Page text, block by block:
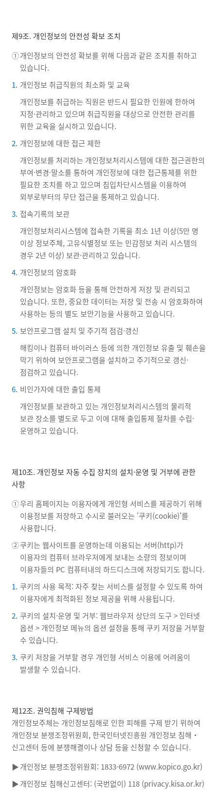
제9조. 개인정보의 안전성 확보 조치
①개인정보의 안전성 확보를 위해 다음과 같은 조치를 취하고
있습니다.
1. 개인정보 취급직원의 최소화 및 교육
개인정보를 취급하는 직원은 반드시 필요한 인원에 한하여
지정·관리하고 있으며 취급직원을 대상으로 안전한 관리를
위한 교육을 실시하고 있습니다.
2. 개인정보에 대한 접근 제한
개인정보를 처리하는 개인정보처리시스템에 대한 접근권한의
부여·변경·말소를 통하여 개인정보에 대한 접근통제를 위한
필요한 조치를 하고 있으며 침입차단시스템을 이용하여
외부로부터의 무단 접근을 통제하고 있습니다.
3. 접속기록의 보관
개인정보처리시스템에 접속한 기록을 최소 1년 이상(5만 명
이상 정보주체, 고유식별정보 또는 민감정보 처리 시스템의
경우 2년 이상) 보관·관리하고 있습니다.
4. 개인정보의 암호화
개인정보는 암호화 등을 통해 안전하게 저장 및 관리되고
있습니다. 또한, 중요한 데이터는 저장 및 전송 시 암호화하여
사용하는 등의 별도 보안기능을 사용하고 있습니다.
5. 보안프로그램 설치 및 주기적 점검·갱신
해킹이나 컴퓨터 바이러스 등에 의한 개인정보 유출 및 훼손을
막기 위하여 보안프로그램을 설치하고 주기적으로 갱신·
점검하고 있습니다.
6. 비인가자에 대한 출입 통제
개인정보를 보관하고 있는 개인정보처리시스템의 물리적
보관 장소를 별도로 두고 이에 대해 출입통제 절차를 수립·
운영하고 있습니다.
제10조. 개인정보 자동 수집 장치의 설치·운영 및 거부에 관한
사항
①우리 홈페이지는 이용자에게 개인형 서비스를 제공하기 위해
이용정보를 저장하고 수시로 불러오는 '쿠키(cookie)'를
사용합니다.
②쿠키는 웹사이트를 운영하는데 이용되는 서버(http)가
이용자의 컴퓨터 브라우저에게 보내는 소량의 정보이며
이용자들의 PC 컴퓨터내의 하드디스크에 저장되기도 합니다.
1. 쿠키의 사용 목적: 자주 찾는 서비스를 설정할 수 있도록 하여
이용자에게 최적화된 정보 제공을 위해 사용됩니다.
2. 쿠키의 설치·운영 및 거부: 웹브라우저 상단의 도구 > 인터넷
옵션 > 개인정보 메뉴의 옵션 설정을 통해 쿠키 저장을 거부할
수 있습니다.
3. 쿠키 저장을 거부할 경우 개인형 서비스 이용에 어려움이
발생할 수 있습니다.
제12조. 권익침해 구제방법
개인정보주체는 개인정보침해로 인한 피해를 구제 받기 위하여
개인정보 분쟁조정위원회, 한국인터넷진흥원 개인정보 침해‧
신고센터 등에 분쟁해결이나 상담 등을 신청할 수 있습니다.
▶개인정보 분쟁조정위원회: 1833-6972 (www.kopico.go.kr)
▶개인정보 침해신고센터: (국번없이) 118 (privacy.kisa.or.kr)